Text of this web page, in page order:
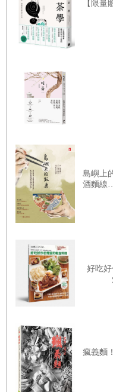
健藥膳，維繫好五行元
能增進，「反侮」誘發疾
對五臟的養護上，對於脫
膳補養方法，可說是成本
一個來自古老，卻比現代
專業藥膳不是簡單的「
方理論為依據，配合個人
以維持與生俱來的平衡狀
可烹調的餐桌美味，希望
膳養生深耕栽，萬惡諸疾
【限
島嶼上
酒麵線
好吃
瘋義麵